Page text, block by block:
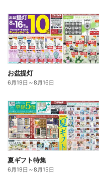
お盆提灯
6月19日 ～8月16日
夏ギフト特集
6月19日 ～8月15日